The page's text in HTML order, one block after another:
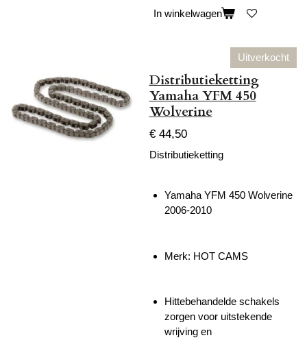
In winkelwagen
Uitverkocht
Distributieketting
Yamaha YFM 450
Wolverine
€ 44,50
Distributieketting
Yamaha YFM 450 Wolverine
2006-2010
Merk: HOT CAMS
Hittebehandelde schakels
zorgen voor uitstekende
wrijving en